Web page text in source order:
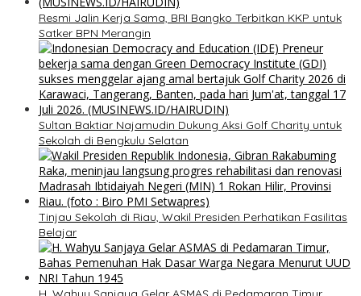
​Resmi Jalin Kerja Sama, BRI Bangko Terbitkan KKP untuk
Satker BPN Merangin
Sultan Baktiar Najamudin Dukung Aksi Golf Charity untuk
Sekolah di Bengkulu Selatan
Tinjau Sekolah di Riau, Wakil Presiden Perhatikan Fasilitas
Belajar